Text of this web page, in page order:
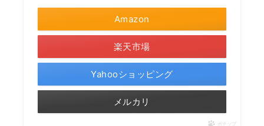
Amazon
楽天市場
Yahooショッピング
メルカリ
ポチップ